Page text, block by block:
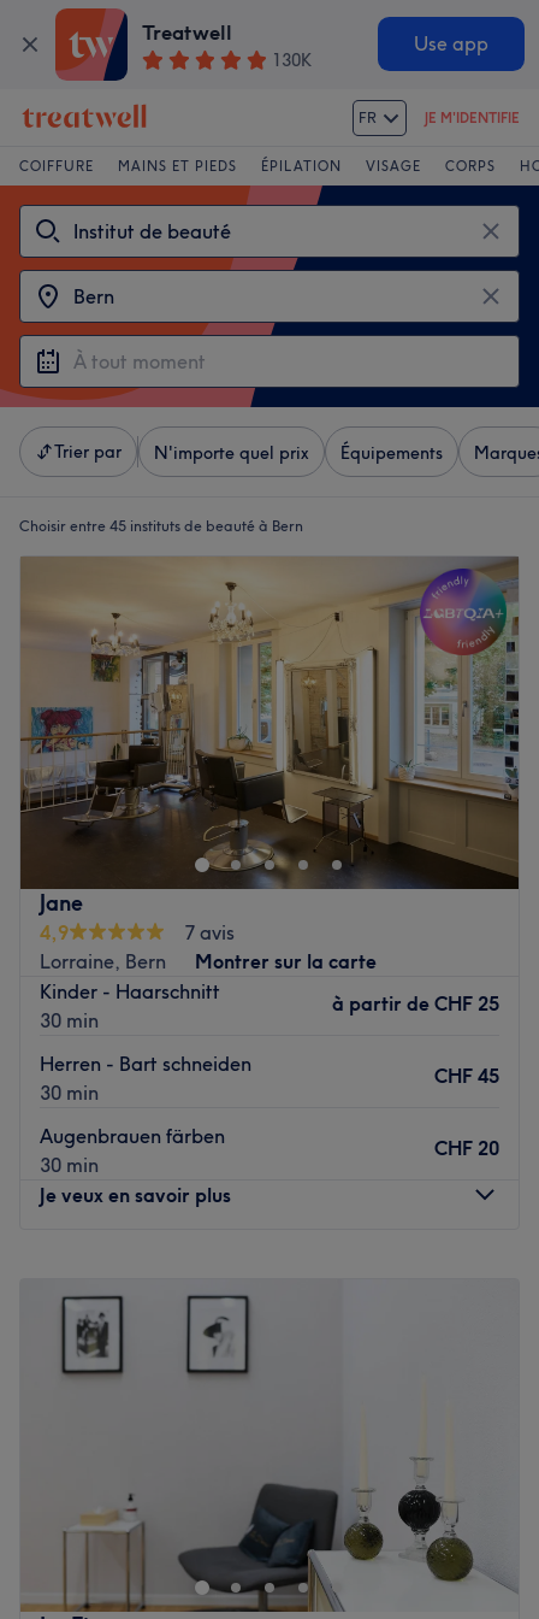
Treatwell
130K
Use app
FR JE M'IDENTIFIE
COIFFURE MAINS ET PIEDS ÉPILATION VISAGE CORPS
Trier par N'importe quel prix Équipements
Choisir entre 45 instituts de beauté à Bern
Jane
4,9
7 avis
Lorraine, Bern
Montrer sur la carte
Kinder - Haarschnitt
30 min
à partir de CHF 25
Herren - Bart schneiden
30 min
CHF 45
Augenbrauen färben
30 min
CHF 20
Je veux en savoir plus
Mardi
Mercredi
Jeudi
Vendredi
Willkommen bei Jane – Hair & Make-Up Artist im Berner
Lorrainequartier. Der charmante Salon steht für
individuelle Beratung, kreative Looks und persönliche
Betreuung in entspannter Atmosphäre. Hier dreht sich
alles um typgerechte Haarschnitte, moderne